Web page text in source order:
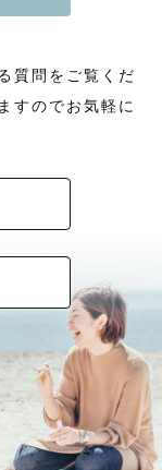
質問をご覧くだ
すのでお気軽に